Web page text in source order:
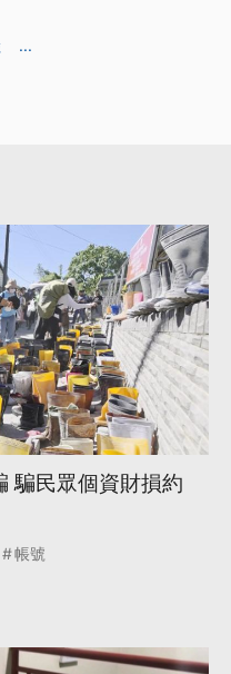
...
騙民眾個資財損約
帳號